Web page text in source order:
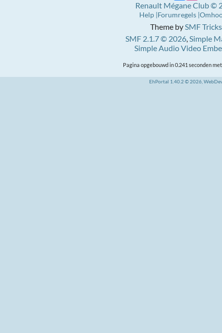
Theme bySMF Tricks
SMF 2.1.7 © 2026,Simple
Simple Audio Video
Renault Mégane Club ©
Help Forumregels
Pagina opgebouwd in 0.241 seconden
EhPortal 1.40.2 © 2026,